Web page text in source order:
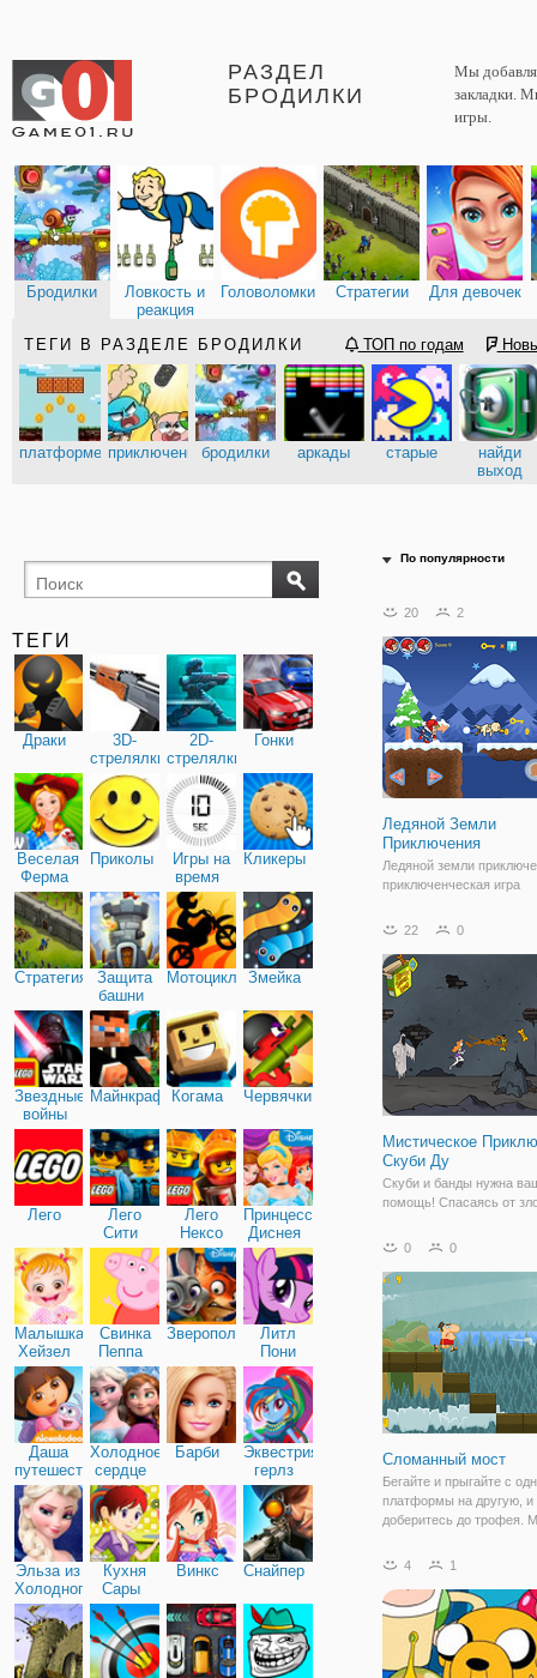
РАЗДЕЛ
БРОДИЛКИ
Мы
закладки.
игры.
Бродилки
Ловкость и
реакция
Головоломки Стратегии Для девочек
ТЕГИ В РАЗДЕЛЕ БРОДИЛКИ ТОП по годам
платформерыприключениябродилки аркады старые
найди
выход
ТЕГИ
Драки
3D-
стрелялки
2D-
стрелялки
Гонки
Веселая
Ферма
Приколы
Игры на
время
Кликеры
Стратегия
Защита
башни
МотоциклыЗмейка
Звездные
войны
МайнкрафтКогама Червячки
Лего
Лего
Сити
Лего
Нексо
Найтс
Принцессы
Диснея
Малышка
Хейзел
Свинка
Пеппа
Зверополис
Литл
Пони
Дружба
Даша
путешественница
Холодное
сердце
Барби
Эквестрия
герлз
Эльза из
Холодного
сердца
Кухня
Сары
Винкс Снайпер
По популярности
20 2
Ледяной Земли
Приключения
Ледяной земли
приключенческая игра
платформа игры, то вы
через красивый
чтобы найти все
победить опасных
22 0
Мистическое
Скуби Ду
Скуби и банды нужна
помощь! Спасаясь от
погони.
0 0
Сломанный мост
Бегайте и прыгайте с
платформы на другую, и
доберитесь до трофея.
попробуйте пропустить
мыши дольше, чтобы
выше.
4 1